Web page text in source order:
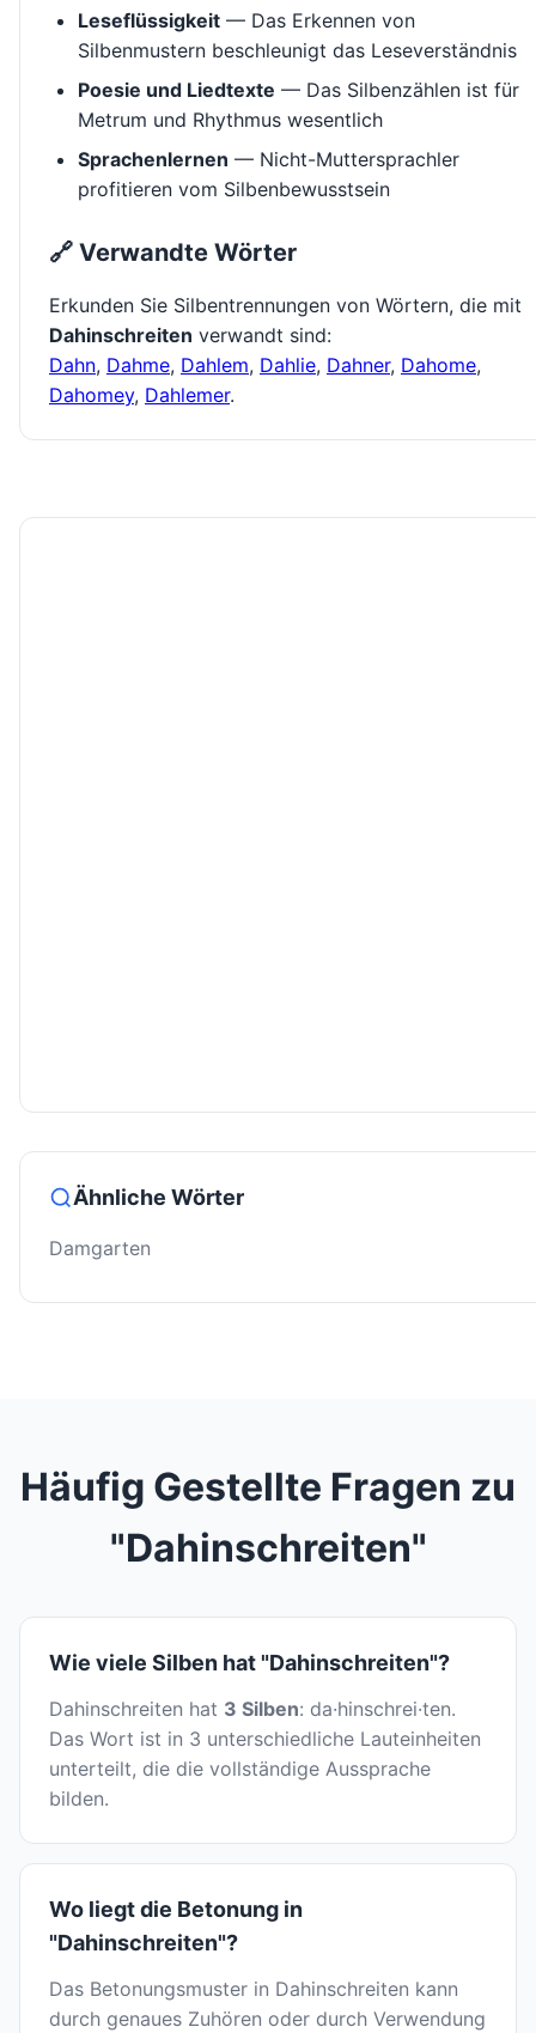
Leseflüssigkeit — Das Erkennen von
Silbenmustern beschleunigt das Leseverständnis
Poesie und Liedtexte — Das Silbenzählen ist für
Metrum und Rhythmus wesentlich
Sprachenlernen — Nicht-Muttersprachler
profitieren vom Silbenbewusstsein
🔗 Verwandte Wörter
Erkunden Sie Silbentrennungen von Wörtern, die mit
Dahinschreiten verwandt sind:
Dahn, Dahme, Dahlem, Dahlie, Dahner, Dahome,
Dahomey, Dahlemer.
Ähnliche Wörter
Damgarten
Häufig Gestellte Fragen zu
"Dahinschreiten"
Wie viele Silben hat "Dahinschreiten"?
Dahinschreiten hat 3 Silben: da·hinschrei·ten.
Das Wort ist in 3 unterschiedliche Lauteinheiten
unterteilt, die die vollständige Aussprache
bilden.
Wo liegt die Betonung in
"Dahinschreiten"?
Das Betonungsmuster in Dahinschreiten kann
durch genaues Zuhören oder durch Verwendung